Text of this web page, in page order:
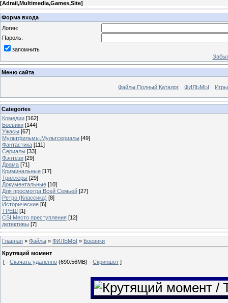
[Adrail,Multimedia,Games,Site]
Форма входа
Логин:
Пароль:
запомнить
Меню сайта
Файлы Полный Каталог ФИЛЬМЫ
Categories
Комедии [162]
Боевики [144]
Ужасы [67]
Мультфильмы,Мультсериалы [49]
Фантастика [111]
Сериалы [33]
Фэнтези [29]
Драма [71]
Криминальные [17]
Триллеры [29]
Документальные [10]
Для просмотра Всей Семьей [27]
Ретро (Классика) [8]
Исторические [6]
ТРЕШ [1]
CSI Место преступления [12]
детективы [7]
Главная » Файлы » ФИЛЬМЫ » Боевики
Крутящий момент
[ · Скачать удаленно (690.56MB) · Скриншот ]